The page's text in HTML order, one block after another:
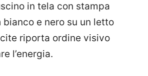
in tela con stampa
e nero su un letto
riporta ordine visivo
l’energia.